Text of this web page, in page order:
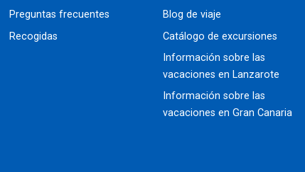
Preguntas frecuentes
Recogidas
Blog de viaje
Catálogo de excursiones
Información sobre las
vacaciones en Lanzarote
Información sobre las
vacaciones en Gran Canaria